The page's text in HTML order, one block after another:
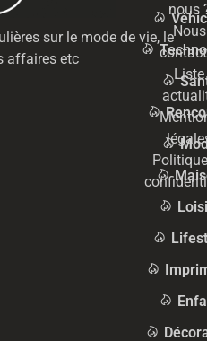
sur le mode de vie, le
affaires etc
nous
Nous
Liste